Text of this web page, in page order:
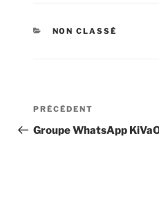
CATÉGORIES
NON CLASSÉ
Navigation
de
Article
précédent
PRÉCÉDENT
Groupe WhatsApp